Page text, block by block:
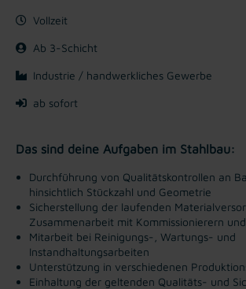
Vollzeit
Ab 3-Schicht
Industrie / handwerkliches Gewerbe
ab sofort
Das sind deine Aufgaben im Stahlbau:
Durchführung von Qualitätskontrollen an
hinsichtlich Stückzahl und Geometrie
Sicherstellung der laufenden
Zusammenarbeit mit Kommissionierern
Mitarbeit bei Reinigungs-, Wartungs- und
Instandhaltungsarbeiten
Unterstützung in verschiedenen
Einhaltung der geltenden Qualitäts- und